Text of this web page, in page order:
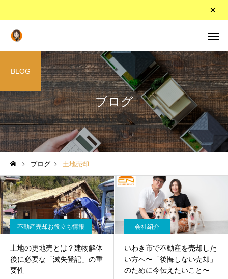
ブログ
BLOG
ブログ 土地売却
不動産売却お役立ち情報
土地の更地売とは？建物解体
後に必要な「滅失登記」の重
要性
会社紹介
いわき市で不動産を売却した
い方へ〜「後悔しない売却」
のために今伝えたいこと〜